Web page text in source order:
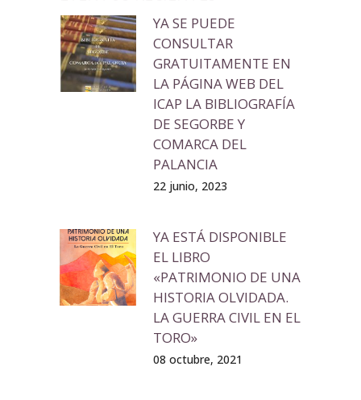
YA SE PUEDE
CONSULTAR
GRATUITAMENTE EN
LA PÁGINA WEB DEL
ICAP LA BIBLIOGRAFÍA
DE SEGORBE Y
COMARCA DEL
PALANCIA
22 junio, 2023
YA ESTÁ DISPONIBLE
EL LIBRO
«PATRIMONIO DE UNA
HISTORIA OLVIDADA.
LA GUERRA CIVIL EN EL
TORO»
08 octubre, 2021